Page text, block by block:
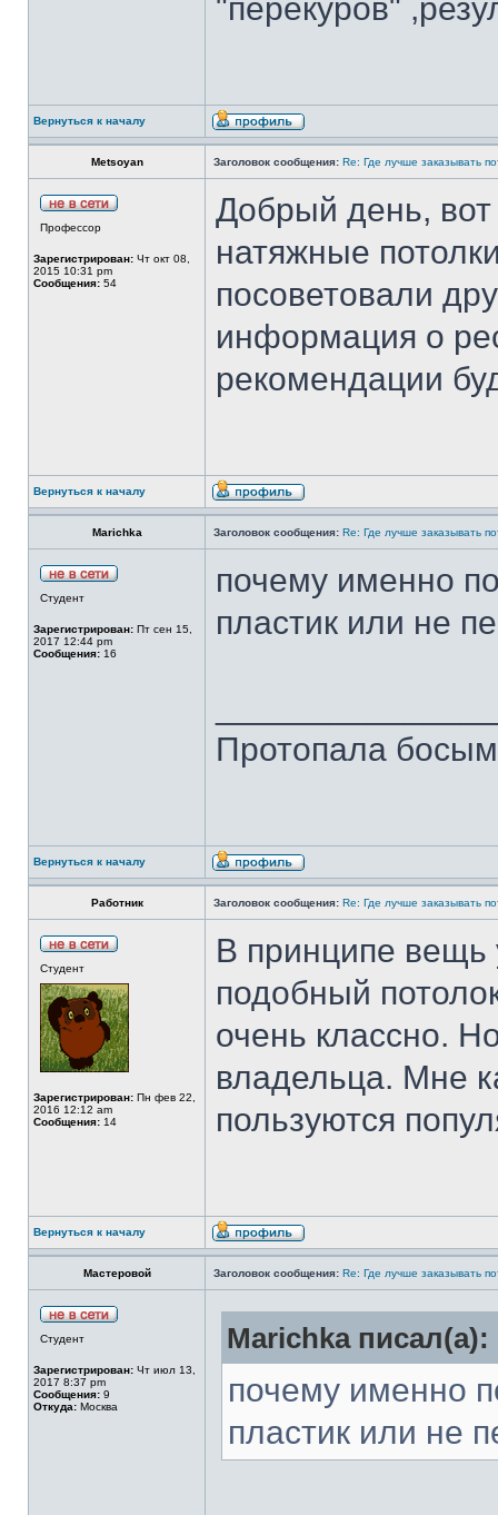
"перекуров"
Вернуться к началу
Metsoyan Заголовок сообщения: Re: Где лучше заказывать
Профессор
Зарегистрирован: Чт окт 08,
2015 10:31 pm
Сообщения: 54
Добрый день,
натяжные
посоветовали
информация о
рекомендации
Вернуться к началу
Marichka Заголовок сообщения: Re: Где лучше заказывать
Студент
Зарегистрирован: Пт сен 15,
2017 12:44 pm
Сообщения: 16
почему именно
пластик или не
Протопала
Вернуться к началу
Работник Заголовок сообщения: Re: Где лучше заказывать
Студент
Зарегистрирован: Пн фев 22,
2016 12:12 am
Сообщения: 14
В принципе вещь
подобный
очень классно.
владельца. Мне
пользуются
Вернуться к началу
Мастеровой Заголовок сообщения: Re: Где лучше заказывать
Студент
Зарегистрирован: Чт июл 13,
2017 8:37 pm
Сообщения: 9
Откуда: Москва
Marichka писал(а):
почему именно
пластик или не